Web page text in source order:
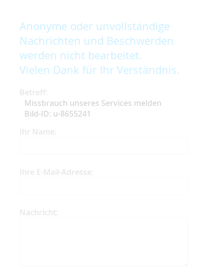
Anonyme oder unvollständige
Nachrichten und Beschwerden
werden nicht bearbeitet.
Vielen Dank für Ihr Verständnis.
Betreff:
Missbrauch unseres Services melden
Bild-ID: u-8655241
Ihr Name:
Ihre E-Mail-Adresse:
Nachricht: